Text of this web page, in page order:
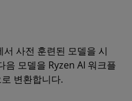
사전 훈련된 모델을 시
음 모델을 Ryzen AI 워크플
변환합니다.